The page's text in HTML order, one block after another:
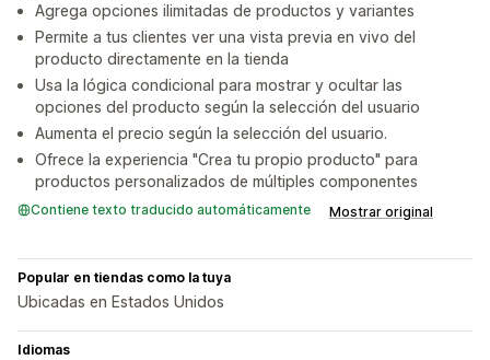
Agrega opciones ilimitadas de productos y variantes
Permite a tus clientes ver una vista previa en vivo del
producto directamente en la tienda
Usa la lógica condicional para mostrar y ocultar las
opciones del producto según la selección del usuario
Aumenta el precio según la selección del usuario.
Ofrece la experiencia "Crea tu propio producto" para
productos personalizados de múltiples componentes
Contiene texto traducido automáticamente Mostrar original
Popular en tiendas como la tuya
Ubicadas en Estados Unidos
Idiomas